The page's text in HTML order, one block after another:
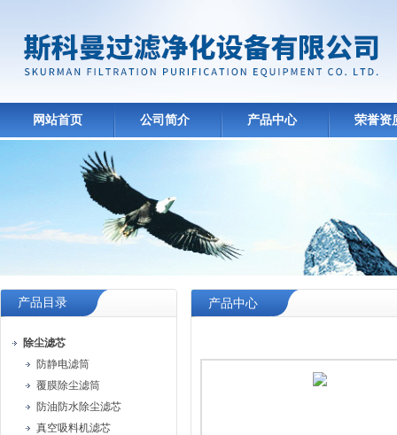
网站首页 公司简介 产品中心 荣誉资
产品目录
除尘滤芯
防静电滤筒
覆膜除尘滤筒
防油防水除尘滤芯
真空吸料机滤芯
产品中心